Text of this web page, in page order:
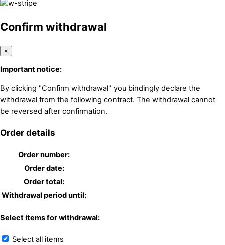
Confirm withdrawal
×
Important notice:
By clicking "Confirm withdrawal" you bindingly declare the
withdrawal from the following contract. The withdrawal cannot
be reversed after confirmation.
Order details
Order number:
Order date:
Order total:
Withdrawal period until:
Select items for withdrawal:
Select all items